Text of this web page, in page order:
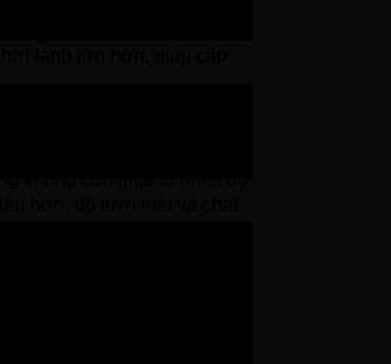
của nó. Trong trường hợp
người chỉ việc thực hiện
lạnh lớn hơn, giúp cấp
bề mặt thực phẩm, giúp
được thời gian dài hơn.
không còn phải lo nhiệt độ
hơn, độ tươi mát và chất
trong tủ lạnh. Như vậy,
người sẽ không phải